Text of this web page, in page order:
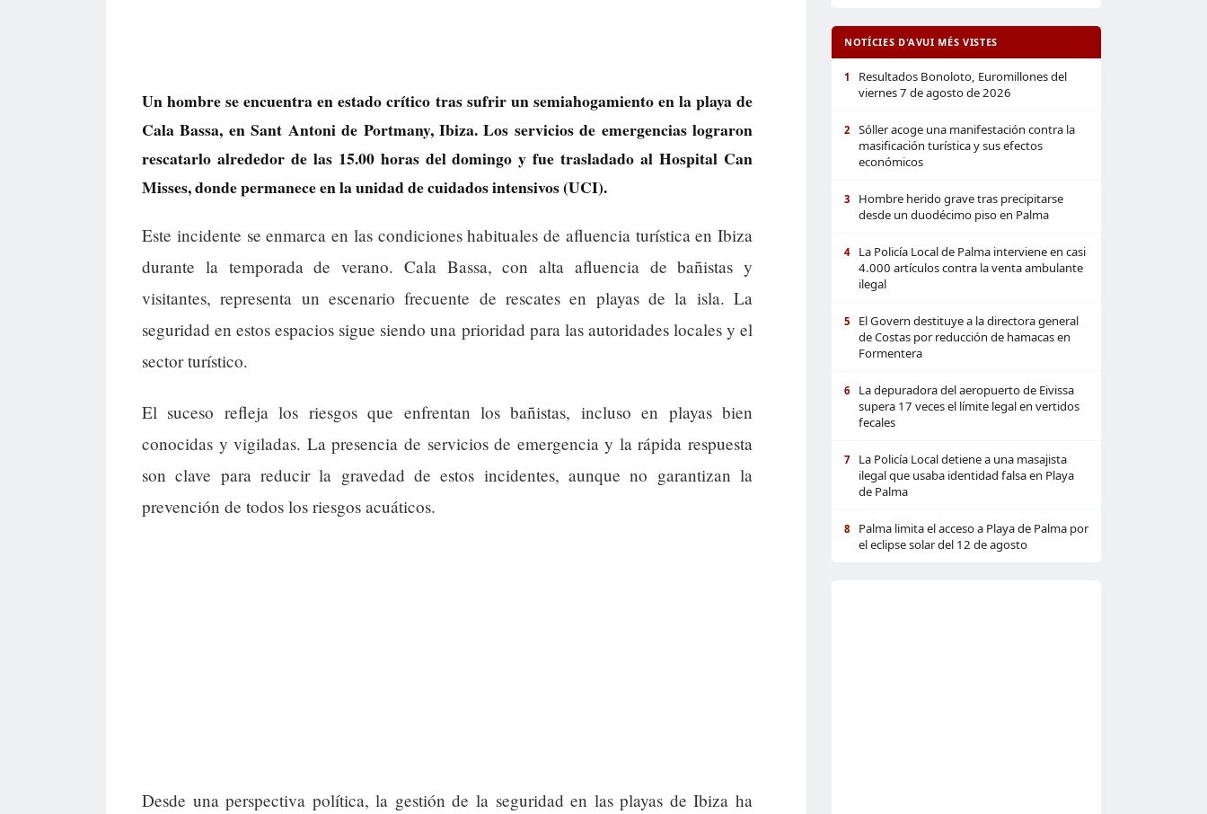
Un hombre se encuentra en estado crítico tras sufrir un semiahogamiento en la playa de
Cala Bassa, en Sant Antoni de Portmany, Ibiza. Los servicios de emergencias lograron
rescatarlo alrededor de las 15.00 horas del domingo y fue trasladado al Hospital Can
Misses, donde permanece en la unidad de cuidados intensivos (UCI).
Este incidente se enmarca en las condiciones habituales de afluencia turística en Ibiza
durante la temporada de verano. Cala Bassa, con alta afluencia de bañistas y
visitantes, representa un escenario frecuente de rescates en playas de la isla. La
seguridad en estos espacios sigue siendo una prioridad para las autoridades locales y el
sector turístico.
El suceso refleja los riesgos que enfrentan los bañistas, incluso en playas bien
conocidas y vigiladas. La presencia de servicios de emergencia y la rápida respuesta
son clave para reducir la gravedad de estos incidentes, aunque no garantizan la
prevención de todos los riesgos acuáticos.
Desde una perspectiva política, la gestión de la seguridad en las playas de Ibiza ha
NOTÍCIES D'AVUI MÉS VISTES
1
Resultados Bonoloto, Euromillones del
viernes 7 de agosto de 2026
2
Sóller acoge una manifestación contra la
masificación turística y sus efectos
económicos
3
Hombre herido grave tras precipitarse
desde un duodécimo piso en Palma
4
La Policía Local de Palma interviene en casi
4.000 artículos contra la venta ambulante
ilegal
5
El Govern destituye a la directora general
de Costas por reducción de hamacas en
Formentera
6
La depuradora del aeropuerto de Eivissa
supera 17 veces el límite legal en vertidos
fecales
7
La Policía Local detiene a una masajista
ilegal que usaba identidad falsa en Playa
de Palma
8
Palma limita el acceso a Playa de Palma por
el eclipse solar del 12 de agosto